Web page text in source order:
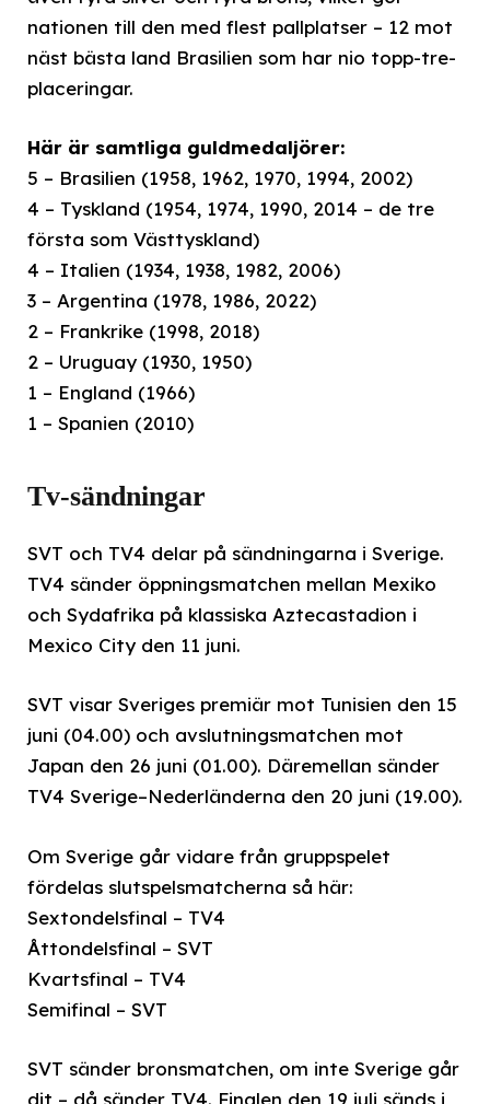
nationen till den med flest pallplatser – 12 mot
näst bästa land Brasilien som har nio topp-tre-
placeringar.
Här är samtliga guldmedaljörer:
5 – Brasilien (1958, 1962, 1970, 1994, 2002)
4 – Tyskland (1954, 1974, 1990, 2014 – de tre
första som Västtyskland)
4 – Italien (1934, 1938, 1982, 2006)
3 – Argentina (1978, 1986, 2022)
2 – Frankrike (1998, 2018)
2 – Uruguay (1930, 1950)
1 – England (1966)
1 – Spanien (2010)
Tv-sändningar
SVT och TV4 delar på sändningarna i Sverige.
TV4 sänder öppningsmatchen mellan Mexiko
och Sydafrika på klassiska Aztecastadion i
Mexico City den 11 juni.
SVT visar Sveriges premiär mot Tunisien den 15
juni (04.00) och avslutningsmatchen mot
Japan den 26 juni (01.00). Däremellan sänder
TV4 Sverige–Nederländerna den 20 juni (19.00).
Om Sverige går vidare från gruppspelet
fördelas slutspelsmatcherna så här:
Sextondelsfinal – TV4
Åttondelsfinal – SVT
Kvartsfinal – TV4
Semifinal – SVT
SVT sänder bronsmatchen, om inte Sverige går
dit – då sänder TV4. Finalen den 19 juli sänds i